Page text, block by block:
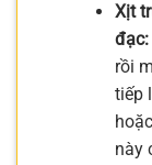
Xịt
đạc:
rồi
tiếp
này